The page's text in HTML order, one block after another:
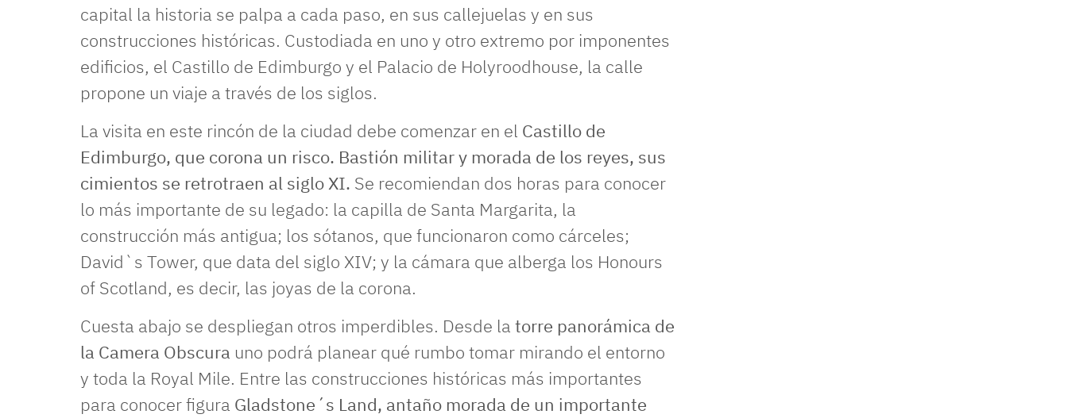
capital la historia se palpa a cada paso, en sus callejuelas y en sus
construcciones históricas. Custodiada en uno y otro extremo por imponentes
edificios, el Castillo de Edimburgo y el Palacio de Holyroodhouse, la calle
propone un viaje a través de los siglos.
La visita en este rincón de la ciudad debe comenzar en el Castillo de
Edimburgo, que corona un risco. Bastión militar y morada de los reyes, sus
cimientos se retrotraen al siglo XI. Se recomiendan dos horas para conocer
lo más importante de su legado: la capilla de Santa Margarita, la
construcción más antigua; los sótanos, que funcionaron como cárceles;
David`s Tower, que data del siglo XIV; y la cámara que alberga los Honours
of Scotland, es decir, las joyas de la corona.
Cuesta abajo se despliegan otros imperdibles. Desde la torre panorámica de
la Camera Obscura uno podrá planear qué rumbo tomar mirando el entorno
y toda la Royal Mile. Entre las construcciones históricas más importantes
para conocer figura Gladstone´s Land, antaño morada de un importante